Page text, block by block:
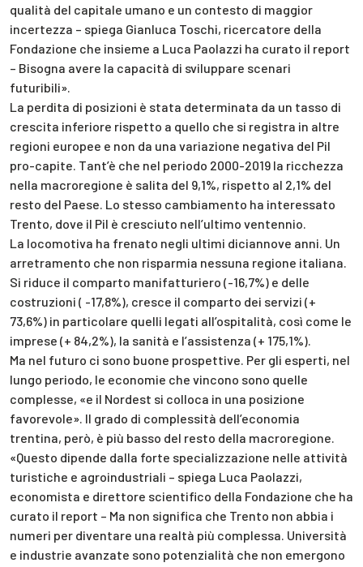
qualità del capitale umano e un contesto di maggior
incertezza – spiega Gianluca Toschi, ricercatore della
Fondazione che insieme a Luca Paolazzi ha curato il report
– Bisogna avere la capacità di sviluppare scenari
futuribili».
La perdita di posizioni è stata determinata da un tasso di
crescita inferiore rispetto a quello che si registra in altre
regioni europee e non da una variazione negativa del Pil
pro-capite. Tant’è che nel periodo 2000-2019 la ricchezza
nella macroregione è salita del 9,1%, rispetto al 2,1% del
resto del Paese. Lo stesso cambiamento ha interessato
Trento, dove il Pil è cresciuto nell’ultimo ventennio.
La locomotiva ha frenato negli ultimi diciannove anni. Un
arretramento che non risparmia nessuna regione italiana.
Si riduce il comparto manifatturiero (-16,7%) e delle
costruzioni ( -17,8%), cresce il comparto dei servizi (+
73,6%) in particolare quelli legati all’ospitalità, così come le
imprese (+ 84,2%), la sanità e l’assistenza (+ 175,1%).
Ma nel futuro ci sono buone prospettive. Per gli esperti, nel
lungo periodo, le economie che vincono sono quelle
complesse, «e il Nordest si colloca in una posizione
favorevole». Il grado di complessità dell’economia
trentina, però, è più basso del resto della macroregione.
«Questo dipende dalla forte specializzazione nelle attività
turistiche e agroindustriali – spiega Luca Paolazzi,
economista e direttore scientifico della Fondazione che ha
curato il report – Ma non significa che Trento non abbia i
numeri per diventare una realtà più complessa. Università
e industrie avanzate sono potenzialità che non emergono